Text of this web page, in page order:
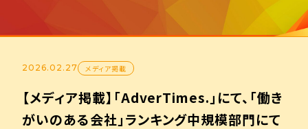
2026.02.27 メディア掲載
【メディア掲載】「AdverTimes.」にて、「働き
がいのある会社」ランキング中規模部門にて